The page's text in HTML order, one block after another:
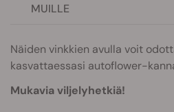
MUILLE
Näiden vinkkien avulla voit
kasvattaessasi autoflower-
Mukavia viljelyhetkiä!